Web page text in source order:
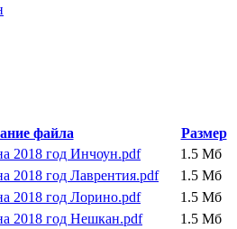
файла
Размер
2018 год Инчоун.pdf
1.5 Мб
2018 год Лаврентия.pdf
1.5 Мб
2018 год Лорино.pdf
1.5 Мб
2018 год Нешкан.pdf
1.5 Мб